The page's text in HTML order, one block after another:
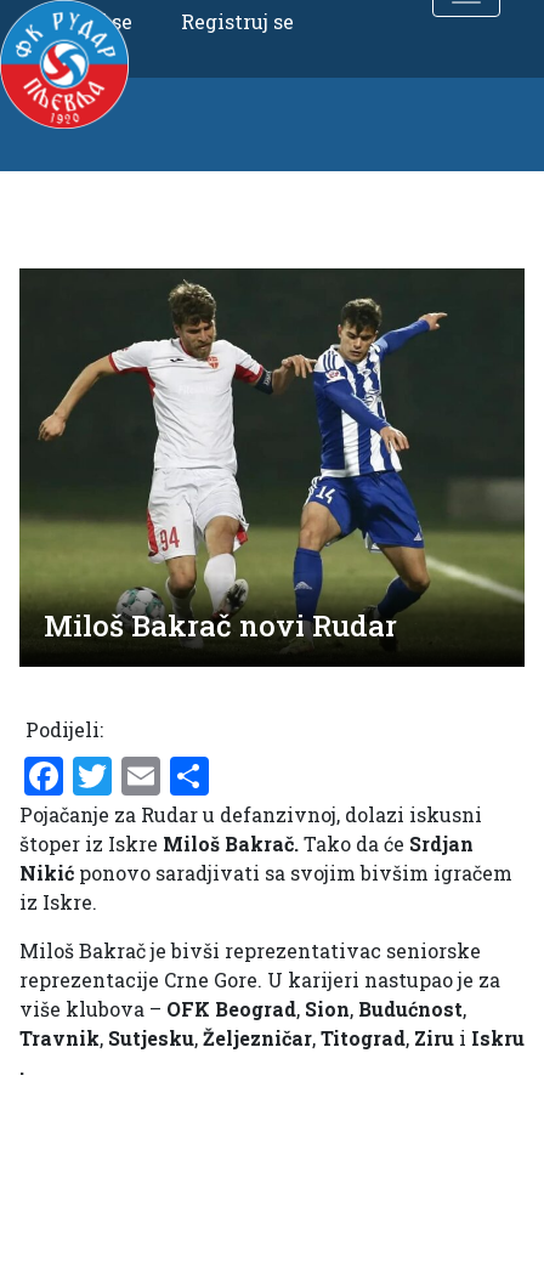
Uloguj se Registruj se
Miloš Bakrač novi Rudar
Podijeli:
Facebook
Twitter
Email
Pojačanje za Rudar u defanzivnoj, dolazi iskusni
štoper iz Iskre Miloš Bakrač.Tako da će Srdjan
Nikić ponovo saradjivati sa svojim bivšim igračem
iz Iskre.
Miloš Bakrač je bivši reprezentativac seniorske
reprezentacije Crne Gore. U karijeri nastupao je za
više klubova – OFK Beograd, Sion, Budućnost,
Travnik, Sutjesku,Željezničar,Titograd, Ziru i Iskru
.